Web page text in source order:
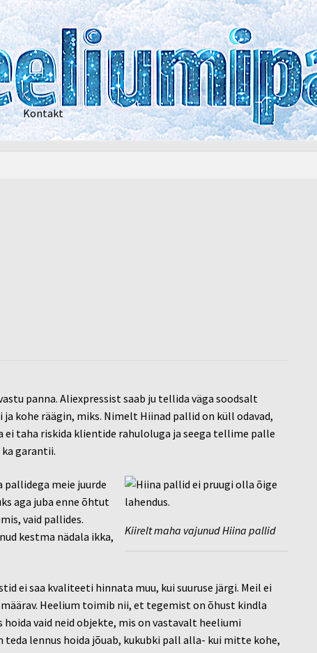
Kontakt
panna. Aliexpressist saab ju tellida väga soodsalt
kohe räägin, miks. Nimelt Hiinad pallid on küll odavad,
ei taha riskida klientide rahuloluga ja seega tellime palle
garantii.
Kiirelt maha vajunud Hiina pallid
meie juurde
aga juba enne õhtut
vaid pallides.
kestma nädala ikka,
ei saa kvaliteeti hinnata muu, kui suuruse järgi. Meil ei
Heelium toimib nii, et tegemist on õhust kindla
hoida vaid neid objekte, mis on vastavalt heeliumi
lennus hoida jõuab, kukubki pall alla- kui mitte kohe,